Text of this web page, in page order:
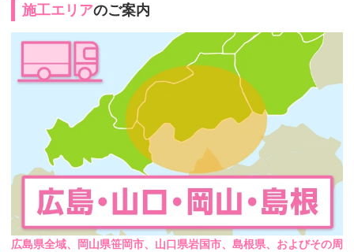
施工エリアのご案内
広島県全域、岡山県笹岡市、山口県岩国市、島根県、およびその周